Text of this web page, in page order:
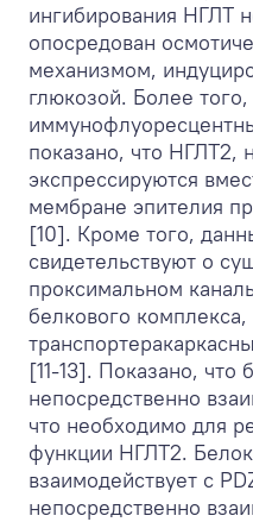
ингибирования НГЛТ
опосредован
механизмом,
глюкозой. Более
показано, что НГЛТ2,
экспрессируются
мембране эпителия
[10]. Кроме того,
свидетельствуют о
проксимальном
белкового
[11-13]. Показано, что
непосредственно
что необходимо для
функции НГЛТ2.
взаимодействует с
непосредственно